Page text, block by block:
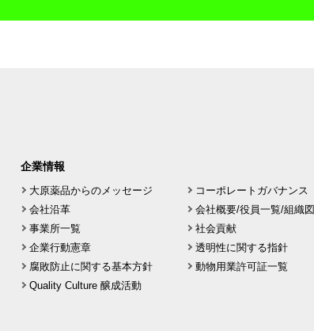
企業情報
大原薬品からのメッセージ
コーポレートガバナンス
会社沿革
会社概要/役員一覧/組織図
事業所一覧
社会貢献
企業行動憲章
透明性に関する指針
腐敗防止に関する基本方針
動物用業許可証一覧
Quality Culture 醸成活動